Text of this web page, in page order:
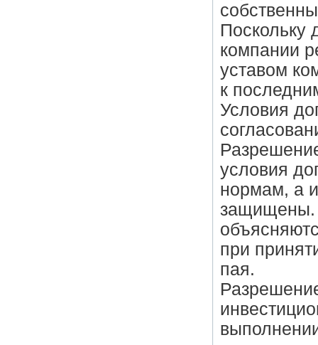
Поскольку
компании
уставом
к
Условия
условия
нормам, а
защищены.
при
пая.